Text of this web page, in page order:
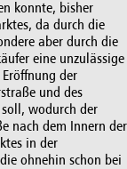
konnte, bisher
da durch die
aber durch die
eine unzulässige
der
und des
wodurch der
nach dem Innern der
in der
ohnehin schon bei